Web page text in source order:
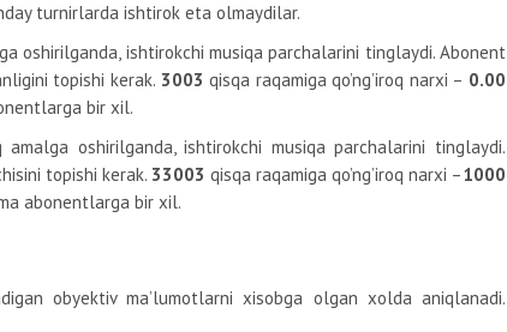
turnirlarda ishtirok eta olmaydilar.
oshirilganda, ishtirokchi musiqa parchalarini tinglaydi. Abonent
topishi kerak. 3003 qisqa raqamiga qo’ng’iroq narxi – 0.00
bir xil.
amalga oshirilganda, ishtirokchi musiqa parchalarini tinglaydi.
topishi kerak. 33003 qisqa raqamiga qo’ng’iroq narxi –1000
abonentlarga bir xil.
obyektiv ma’lumotlarni xisobga olgan xolda aniqlanadi.